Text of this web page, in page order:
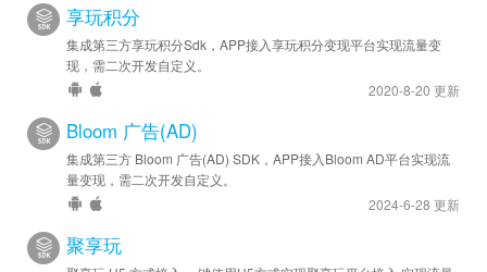
享玩积分
集成第三方享玩积分Sdk，APP接入享玩积分变现平台实现流量变
现，需二次开发自定义。
2020-8-20 更新
Bloom 广告(AD)
集成第三方 Bloom 广告(AD) SDK，APP接入Bloom AD平台实现流
量变现，需二次开发自定义。
2024-6-28 更新
聚享玩